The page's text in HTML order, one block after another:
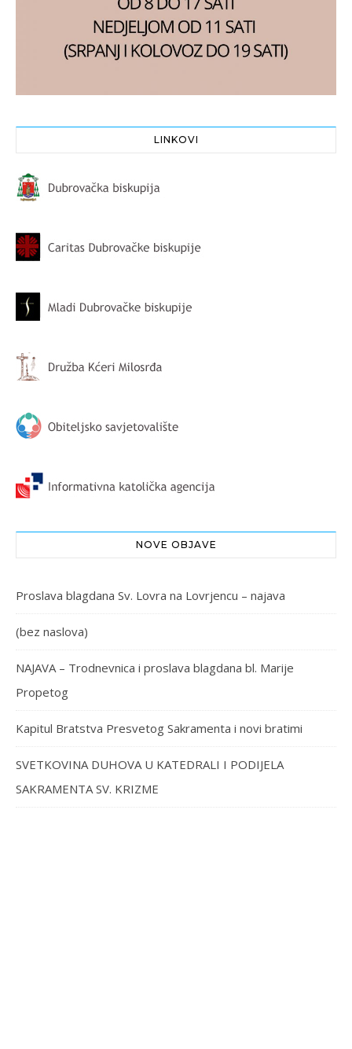
LINKOVI
NOVE OBJAVE
Proslava blagdana Sv. Lovra na Lovrjencu – najava
(bez naslova)
NAJAVA – Trodnevnica i proslava blagdana bl. Marije
Propetog
Kapitul Bratstva Presvetog Sakramenta i novi bratimi
SVETKOVINA DUHOVA U KATEDRALI I PODIJELA
SAKRAMENTA SV. KRIZME